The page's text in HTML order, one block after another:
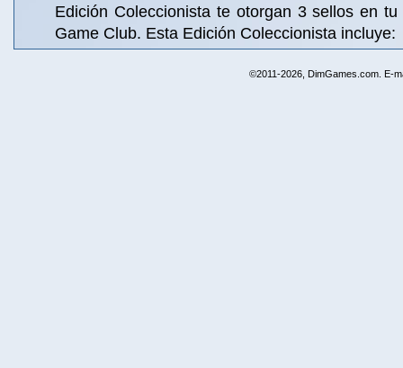
Edición Coleccionista te otorgan 3 sellos en
Game Club. Esta Edición Coleccionista incluye:
©2011-2026, DimGames.com. E-